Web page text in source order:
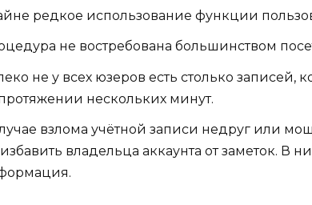
редкое использование функции
не востребована большинством
не у всех юзеров есть столько записей,
нескольких минут.
взлома учётной записи недруг или
владельца аккаунта от заметок. В